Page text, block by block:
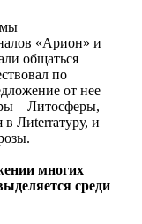
мы
«Арион» и
общаться
по
от нее
– Литосферы,
в Лиterraтуру, и
многих
среди